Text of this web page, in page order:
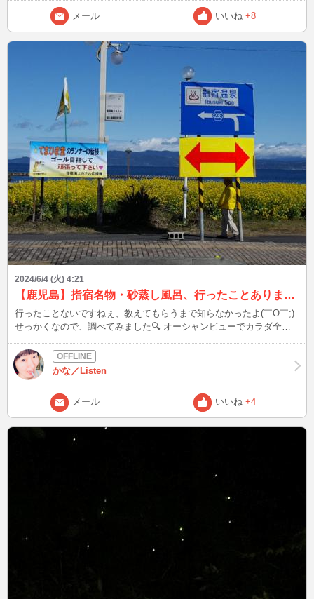
すか？？ 良かったら教えてくださいましゎ‹ゎ‹（๑ ᷇ 𖥦 ᷆๑)♡ゎ‹ゎ‹ それ
では 今日も最高の1日にしましょうっ！ 行ってらっしゃい！
メール いいね +8
2024/6/4 (火) 4:21
【鹿児島】指宿名物・砂蒸し風呂、行ったことありますか？
行ったことないですねぇ、教えてもらうまで知らなかったよ(￣O￣;)
せっかくなので、調べてみました🔍 オーシャンビューでカラダ全体
びっくりなど、評判いいですね！ どうやらブラタモリ最終回は、指
宿だったみたい スタッフの皆さん含め、良い思い出になったかな
ぁ？？？ 皆さんは指宿名物・砂蒸し風呂、行ったことあります？ 次
は6/4(火)22:45 今後24時間以内に、4mmの雨が予想されます 心配な
方は、傘持参しましょうね！ ブログは皆様から頂いたご質問、教え
てもらったこと、盛り上がった話題を発信！ 良いなと思った方は、
かな／Listen
メール いいね +4